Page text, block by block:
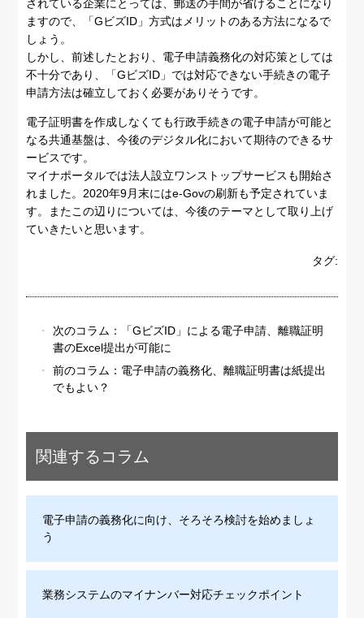
されている企業にとっては、郵送の手間が省けることになり
ますので、「GビズID」方式はメリットのある方法になるで
しょう。
しかし、前述したとおり、電子申請義務化の対応策としては
不十分であり、「GビズID」では対応できない手続きの電子
申請方法は確立しておく必要がありそうです。
電子証明書を作成しなくても行政手続きの電子申請が可能と
なる共通基盤は、今後のデジタル化において期待のできるサ
ービスです。
マイナポータルでは法人設立ワンストップサービスも開始さ
れました。2020年9月末にはe-Govの刷新も予定されていま
す。またこの辺りについては、今後のテーマとして取り上げ
ていきたいと思います。
タグ:
次のコラム：
「GビズID」による電子申請、離職証明
書のExcel提出が可能に
前のコラム： 電子申請の義務化、離職証明書は紙提出
でもよい？
関連するコラム
電子申請の義務化に向け、そろそろ検討を始めましょ
う
業務システムのマイナンバー対応チェックポイント